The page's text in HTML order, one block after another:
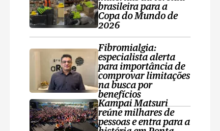
brasileira para a
Copa do Mundo de
2026
Fibromialgia:
especialista alerta
para importância de
comprovar limitações
na busca por
benefícios
Kampai Matsuri
reúne milhares de
pessoas e entra para a